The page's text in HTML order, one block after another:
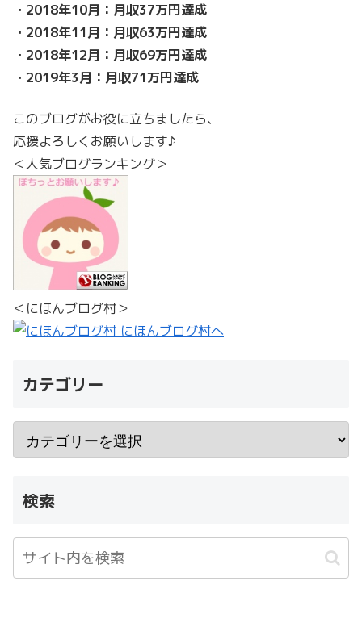
・2018年10月：月収37万円達成
・2018年11月：月収63万円達成
・2018年12月：月収69万円達成
・2019年3月：月収71万円達成
このブログがお役に立ちましたら、
応援よろしくお願いします♪
＜人気ブログランキング＞
＜にほんブログ村＞
カテゴリー
検索